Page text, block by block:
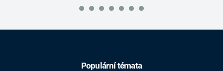
Populární témata